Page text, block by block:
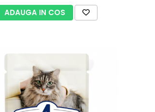
ADAUGA IN COS